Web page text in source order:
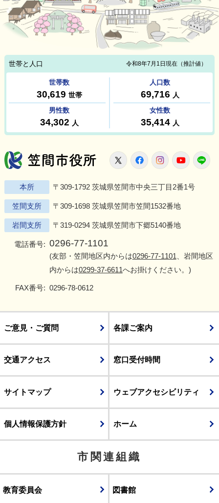
笠間市役所
X FacebookInstagram
本所 〒309-1792 茨城県笠間市中央三丁目2番1号
笠間支所 〒309-1698 茨城県笠間市笠間1532番地
岩間支所 〒319-0294 茨城県笠間市下郷5140番地
電話番号: 0296-77-1101
(友部・笠間地区内からは0296-77-1101 、岩間地区
内からは0299-37-6611へお掛けください。)
FAX番号: 0296-78-0612
ご意見・ご質問 各課ご案内
交通アクセス 窓口受付時間
サイトマップ ウェブアクセシビリティ
個人情報保護方針 ホーム
市関連組織
教育委員会 図書館